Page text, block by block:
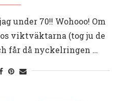
under 70!! Wohooo! Om
viktväktarna (tog ju de
får då nyckelringen …